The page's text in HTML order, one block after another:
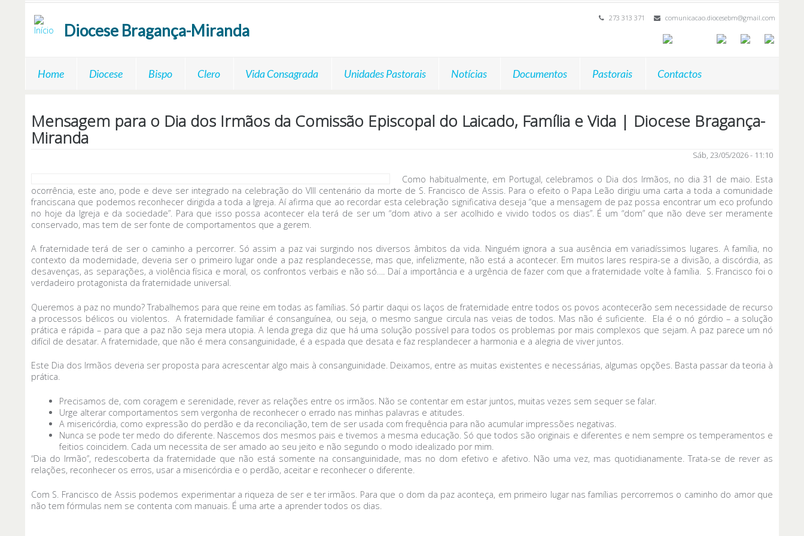
Diocese Bragança-Miranda
273 313 371 comunicacao.diocesebm@gmail.com
Home Diocese Bispo Clero Vida Consagrada Unidades Pastorais Notícias Documentos Pastorais Contactos
Mensagem para o Dia dos Irmãos da Comissão Episcopal do Laicado, Família e Vida | Diocese Bragança-
Miranda
Sáb, 23/05/2026 - 11:10
Como habitualmente, em Portugal, celebramos o Dia dos Irmãos, no dia 31 de maio. Esta
ocorrência, este ano, pode e deve ser integrado na celebração do VIII centenário da morte de S. Francisco de Assis. Para o efeito o Papa Leão dirigiu uma carta a toda a comunidade
franciscana que podemos reconhecer dirigida a toda a Igreja. Aí afirma que ao recordar esta celebração significativa deseja “que a mensagem de paz possa encontrar um eco profundo
no hoje da Igreja e da sociedade”. Para que isso possa acontecer ela terá de ser um “dom ativo a ser acolhido e vivido todos os dias”. É um “dom” que não deve ser meramente
conservado, mas tem de ser fonte de comportamentos que a gerem.
A fraternidade terá de ser o caminho a percorrer. Só assim a paz vai surgindo nos diversos âmbitos da vida. Ninguém ignora a sua ausência em variadíssimos lugares. A família, no
contexto da modernidade, deveria ser o primeiro lugar onde a paz resplandecesse, mas que, infelizmente, não está a acontecer. Em muitos lares respira-se a divisão, a discórdia, as
desavenças, as separações, a violência física e moral, os confrontos verbais e não só…. Daí a importância e a urgência de fazer com que a fraternidade volte à família. S. Francisco foi o
verdadeiro protagonista da fraternidade universal.
Queremos a paz no mundo? Trabalhemos para que reine em todas as famílias. Só partir daqui os laços de fraternidade entre todos os povos acontecerão sem necessidade de recurso
a processos bélicos ou violentos. A fraternidade familiar é consanguínea, ou seja, o mesmo sangue circula nas veias de todos. Mas não é suficiente. Ela é o nó górdio – a solução
prática e rápida – para que a paz não seja mera utopia. A lenda grega diz que há uma solução possível para todos os problemas por mais complexos que sejam. A paz parece um nó
difícil de desatar. A fraternidade, que não é mera consanguinidade, é a espada que desata e faz resplandecer a harmonia e a alegria de viver juntos.
Este Dia dos Irmãos deveria ser proposta para acrescentar algo mais à consanguinidade. Deixamos, entre as muitas existentes e necessárias, algumas opções. Basta passar da teoria à
prática.
Precisamos de, com coragem e serenidade, rever as relações entre os irmãos. Não se contentar em estar juntos, muitas vezes sem sequer se falar.
Urge alterar comportamentos sem vergonha de reconhecer o errado nas minhas palavras e atitudes.
A misericórdia, como expressão do perdão e da reconciliação, tem de ser usada com frequência para não acumular impressões negativas.
Nunca se pode ter medo do diferente. Nascemos dos mesmos pais e tivemos a mesma educação. Só que todos são originais e diferentes e nem sempre os temperamentos e
feitios coincidem. Cada um necessita de ser amado ao seu jeito e não segundo o modo idealizado por mim.
“Dia do Irmão”, redescoberta da fraternidade que não está somente na consanguinidade, mas no dom efetivo e afetivo. Não uma vez, mas quotidianamente. Trata-se de rever as
relações, reconhecer os erros, usar a misericórdia e o perdão, aceitar e reconhecer o diferente.
Com S. Francisco de Assis podemos experimentar a riqueza de ser e ter irmãos. Para que o dom da paz aconteça, em primeiro lugar nas famílias percorremos o caminho do amor que
não tem fórmulas nem se contenta com manuais. É uma arte a aprender todos os dias.